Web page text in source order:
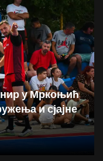
у Мркоњић
и сјајне